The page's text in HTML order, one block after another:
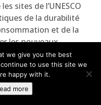
sites de l’UNESCO
de la durabilité
et de la
les nouveaux
communs.
chercheurs et des
et privé afin
la technologie
we give you the best
to use this site we
happy with it.
more